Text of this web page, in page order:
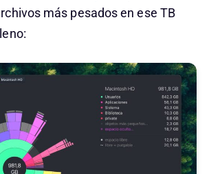
más pesados en ese TB